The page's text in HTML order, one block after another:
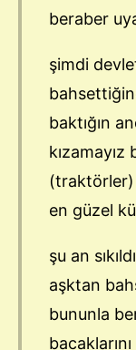
beraber
şimdi
baktığın
(traktörler)
en güzel
şu an
aşktan
bununla
bacaklarını